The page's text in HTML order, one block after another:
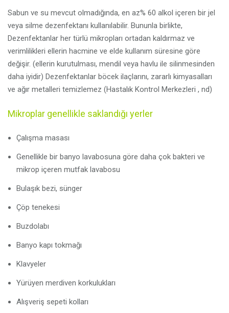
Sabun ve su mevcut olmadığında, en az% 60 alkol içeren bir jel
veya silme dezenfektanı kullanılabilir. Bununla birlikte,
Dezenfektanlar her türlü mikropları ortadan kaldırmaz ve
verimlilikleri ellerin hacmine ve elde kullanım süresine göre
değişir. (ellerin kurutulması, mendil veya havlu ile silinmesinden
daha iyidir) Dezenfektanlar böcek ilaçlarını, zararlı kimyasalları
ve ağır metalleri temizlemez (Hastalık Kontrol Merkezleri , nd)
Mikroplar genellikle saklandığı yerler
Çalışma masası
Genellikle bir banyo lavabosuna göre daha çok bakteri ve
mikrop içeren mutfak lavabosu
Bulaşık bezi, sünger
Çöp tenekesi
Buzdolabı
Banyo kapı tokmağı
Klavyeler
Yürüyen merdiven korkulukları
Alışveriş sepeti kolları